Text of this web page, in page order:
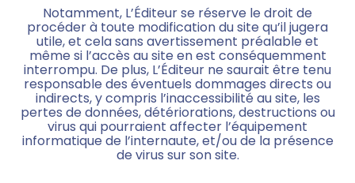
Notamment, L’Éditeur se réserve le droit de
procéder à toute modification du site qu’il jugera
utile, et cela sans avertissement préalable et
même si l’accès au site en est conséquemment
interrompu. De plus, L’Éditeur ne saurait être tenu
responsable des éventuels dommages directs ou
indirects, y compris l’inaccessibilité au site, les
pertes de données, détériorations, destructions ou
virus qui pourraient affecter l’équipement
informatique de l’internaute, et/ou de la présence
de virus sur son site.